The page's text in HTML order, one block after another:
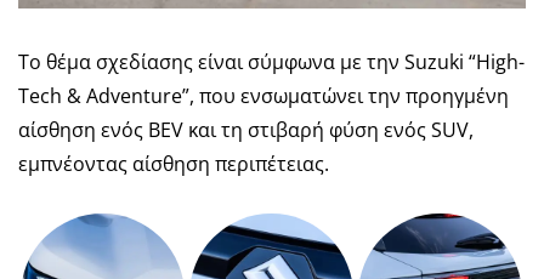
Το θέμα σχεδίασης είναι σύμφωνα με την Suzuki “High-
Tech & Adventure”, που ενσωματώνει την προηγμένη
αίσθηση ενός BEV και τη στιβαρή φύση ενός SUV,
εμπνέοντας αίσθηση περιπέτειας.